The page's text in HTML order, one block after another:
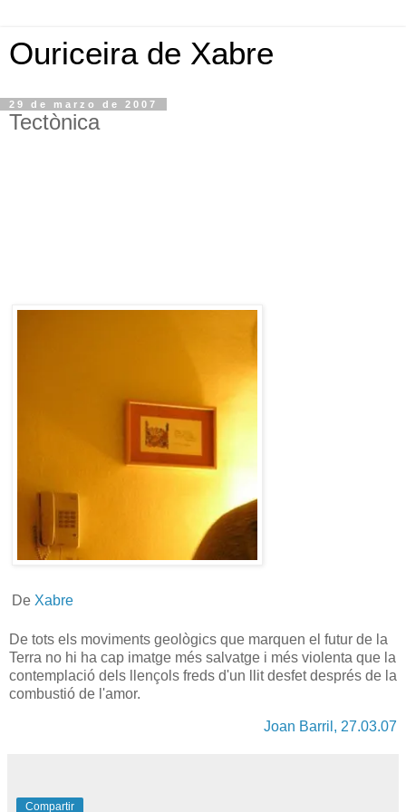
Ouriceira de Xabre
29 de marzo de 2007
Tectònica
De Xabre
De tots els moviments geològics que marquen el futur de la
Terra no hi ha cap imatge més salvatge i més violenta que la
contemplació dels llençols freds d'un llit desfet després de la
combustió de l'amor.
Joan Barril, 27.03.07
Compartir